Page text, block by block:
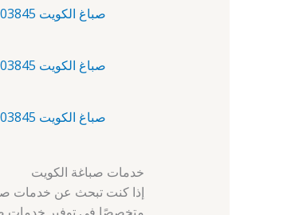
صباغ الكويت 65503845 – أبو الحصانية – صباغ الكويت
صباغ الكويت 65503845 – أبو فطيرة – صباغ حديد
صباغ الكويت 65503845 – أم الهيمان – صباغ شاطر
خدمات صباغة الكويت
إذا كنت تبحث عن خدمات